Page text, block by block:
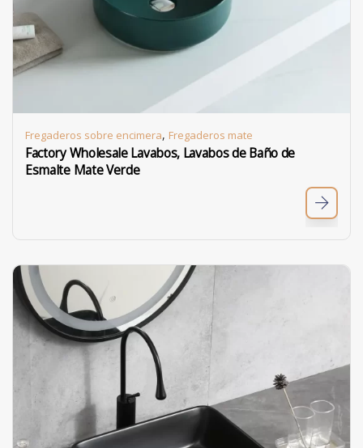
Fregaderos sobre encimera, Fregaderos mate
Factory Wholesale Lavabos, Lavabos de Baño de
Esmalte Mate Verde